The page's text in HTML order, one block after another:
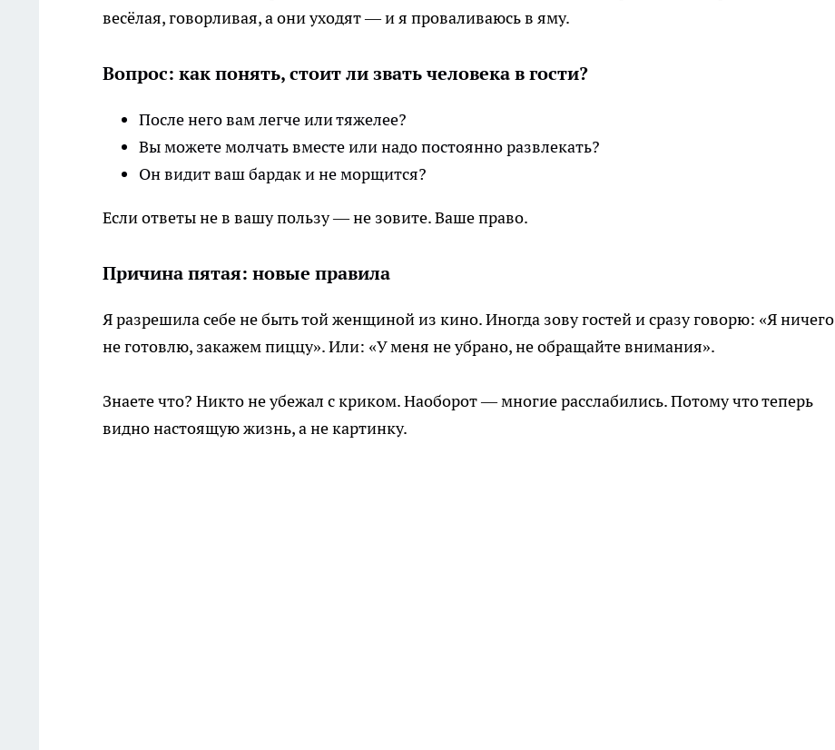
весёлая, говорливая, а они уходят — и я проваливаюсь в яму.
Вопрос: как понять, стоит ли звать человека в гости?
После него вам легче или тяжелее?
Вы можете молчать вместе или надо постоянно развлекать?
Он видит ваш бардак и не морщится?
Если ответы не в вашу пользу — не зовите. Ваше право.
Причина пятая: новые правила
Я разрешила себе не быть той женщиной из кино. Иногда зову гостей и сразу говорю: «Я ничего
не готовлю, закажем пиццу». Или: «У меня не убрано, не обращайте внимания».
Знаете что? Никто не убежал с криком. Наоборот — многие расслабились. Потому что теперь
видно настоящую жизнь, а не картинку.